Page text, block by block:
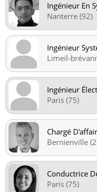
Ingénieur En
Nanterre (92)
Ingénieur
Limeil-
Ingénieur
Paris (75)
Chargé
Bernienville
Conductrice
Paris (75)